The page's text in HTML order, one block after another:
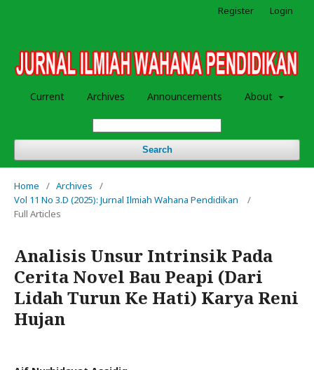
Current Archives Announcements About
Search
Register Login
Home / Archives
/
Vol 11 No 3.D (2025): Jurnal Ilmiah Wahana Pendidikan
/
Full Articles
Analisis Unsur Intrinsik Pada
Cerita Novel Bau Peapi (Dari
Lidah Turun Ke Hati) Karya Reni
Hujan